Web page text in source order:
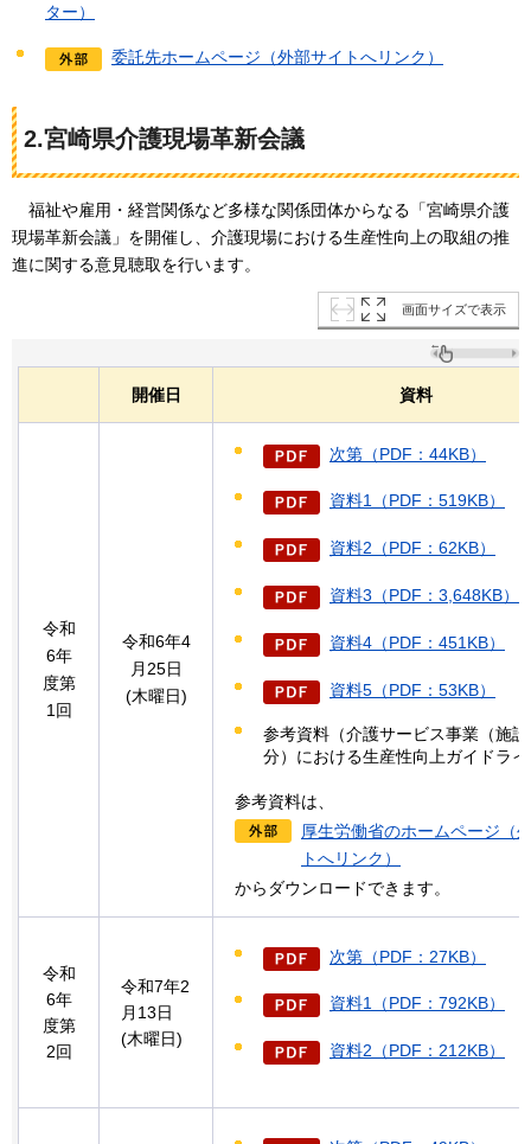
ター）
委託先ホームページ（外部サイトへリンク）
2.宮崎県介護現場革新会議
福祉や雇用・経営関係など多様な関係団体からなる「宮崎県介護
現場革新会議」を開催し、介護現場における生産性向上の取組の推
進に関する意見聴取を行います。
画面サイズで表示
開催日 資料
令和
6年
度第
1回
令和6年4
月25日
(木曜日)
次第（PDF：44KB）
資料1（PDF：519KB）
資料2（PDF：62KB）
資料3（PDF：3,648KB）
資料4（PDF：451KB）
資料5（PDF：53KB）
参考資料（介護サービス事業（施
分）における生産性向上ガイドラ
参考資料は、
厚生労働省のホームページ（
トへリンク）
からダウンロードできます。
令和
6年
度第
2回
令和7年2
月13日
(木曜日)
次第（PDF：27KB）
資料1（PDF：792KB）
資料2（PDF：212KB）